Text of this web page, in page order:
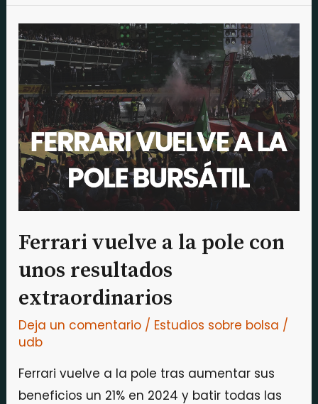
Ferrari vuelve a la pole con
unos resultados
extraordinarios
Deja un comentario / Estudios sobre bolsa /
udb
Ferrari vuelve a la pole tras aumentar sus
beneficios un 21% en 2024 y batir todas las
Ferrari
vuelve
a
la
pole
con
unos
resultados
extraordinarios